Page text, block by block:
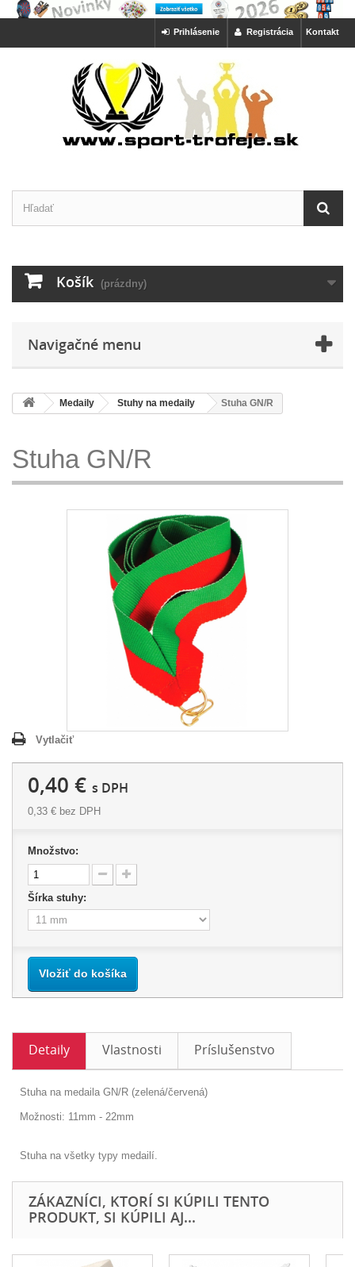
Kontakt
Registrácia
Prihlásenie
Košík (prázdny)
Navigačné menu
Medaily Stuhy na medaily Stuha GN/R
Stuha GN/R
Vytlačiť
0,40 € s DPH
0,33 € bez DPH
Množstvo:
Šírka stuhy:
Vložiť do košíka
Detaily Vlastnosti Príslušenstvo
Stuha na medaila GN/R (zelená/červená)
Možnosti: 11mm - 22mm
Stuha na všetky typy medailí.
ZÁKAZNÍCI, KTORÍ SI KÚPILI TENTO
PRODUKT, SI KÚPILI AJ...